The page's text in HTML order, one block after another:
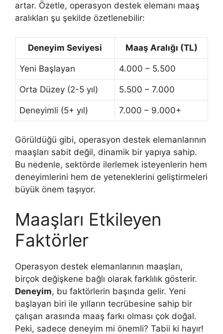
artar. Özetle, operasyon destek elemanı maaş
aralıkları şu şekilde özetlenebilir:
Deneyim Seviyesi Maaş Aralığı (TL)
Yeni Başlayan 4.000 – 5.500
Orta Düzey (2-5 yıl) 5.500 – 7.000
Deneyimli (5+ yıl) 7.000 – 9.000+
Görüldüğü gibi, operasyon destek elemanlarının
maaşları sabit değil, dinamik bir yapıya sahip.
Bu nedenle, sektörde ilerlemek isteyenlerin hem
deneyimlerini hem de yeteneklerini geliştirmeleri
büyük önem taşıyor.
Maaşları Etkileyen
Faktörler
Operasyon destek elemanlarının maaşları,
birçok değişkene bağlı olarak farklılık gösterir.
Deneyim, bu faktörlerin başında gelir. Yeni
başlayan biri ile yılların tecrübesine sahip bir
çalışan arasında maaş farkı olması çok doğal.
Peki, sadece deneyim mi önemli? Tabii ki hayır!